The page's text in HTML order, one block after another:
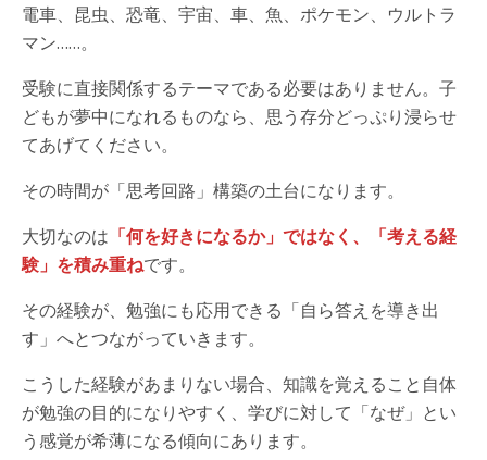
電車、昆虫、恐竜、宇宙、車、魚、ポケモン、ウルトラ
マン……。
受験に直接関係するテーマである必要はありません。子
どもが夢中になれるものなら、思う存分どっぷり浸らせ
てあげてください。
その時間が「思考回路」構築の土台になります。
大切なのは 「何を好きになるか」ではなく、「考える経
験」を積み重ねです。
その経験が、勉強にも応用できる「自ら答えを導き出
す」へとつながっていきます。
こうした経験があまりない場合、知識を覚えること自体
が勉強の目的になりやすく、学びに対して「なぜ」とい
う感覚が希薄になる傾向にあります。